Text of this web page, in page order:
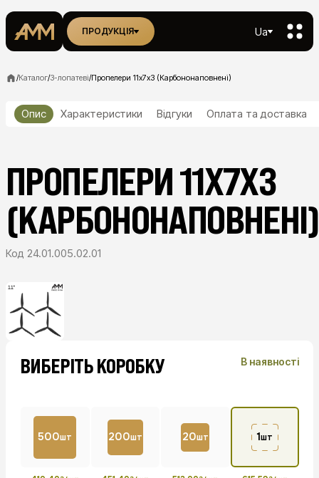
ПРОДУКЦІЯ Ua
/Каталог/3-лопатеві/Пропелери 11х7х3 (Карбононаповнені)
Опис Характеристики Відгуки Оплата та доставка
ПРОПЕЛЕРИ 11Х7Х3
(КАРБОНОНАПОВНЕНІ)
Код 24.01.005.02.01
ВИБЕРІТЬ КОРОБКУ В наявності
500шт 200шт 20шт 1шт